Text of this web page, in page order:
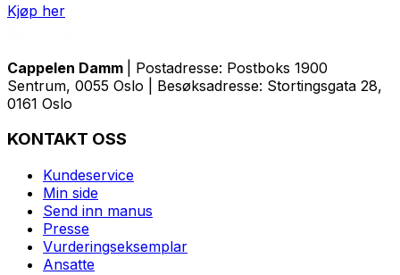
Kjøp her
Cappelen Damm
| Postadresse: Postboks 1900
Sentrum, 0055 Oslo | Besøksadresse: Stortingsgata 28,
0161 Oslo
KONTAKT OSS
Kundeservice
Min side
Send inn manus
Presse
Vurderingseksemplar
Ansatte